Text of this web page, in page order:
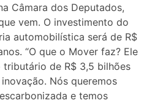
Câmara dos Deputados,
vem. O investimento do
automobilística será de R$
“O que o Mover faz? Ele
de R$ 3,5 bilhões
Nós queremos
e temos